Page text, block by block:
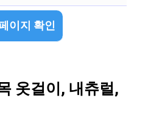
이지 확인
옷걸이, 내츄럴,